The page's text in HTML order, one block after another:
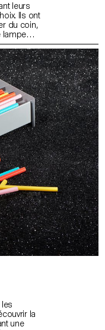
leurs
Ils ont
du coin,
lampe
la
une